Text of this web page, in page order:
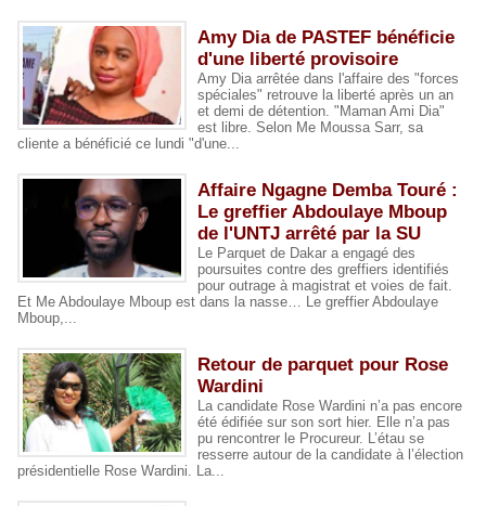
Amy Dia de PASTEF bénéficie
d'une liberté provisoire
Amy Dia arrêtée dans l'affaire des "forces
spéciales" retrouve la liberté après un an
et demi de détention. "Maman Ami Dia"
est libre. Selon Me Moussa Sarr, sa
cliente a bénéficié ce lundi "d'une...
Affaire Ngagne Demba Touré :
Le greffier Abdoulaye Mboup
de l'UNTJ arrêté par la SU
Le Parquet de Dakar a engagé des
poursuites contre des greffiers identifiés
pour outrage à magistrat et voies de fait.
Et Me Abdoulaye Mboup est dans la nasse… Le greffier Abdoulaye
Mboup,...
Retour de parquet pour Rose
Wardini
La candidate Rose Wardini n’a pas encore
été édifiée sur son sort hier. Elle n’a pas
pu rencontrer le Procureur. L’étau se
resserre autour de la candidate à l’élection
présidentielle Rose Wardini. La...